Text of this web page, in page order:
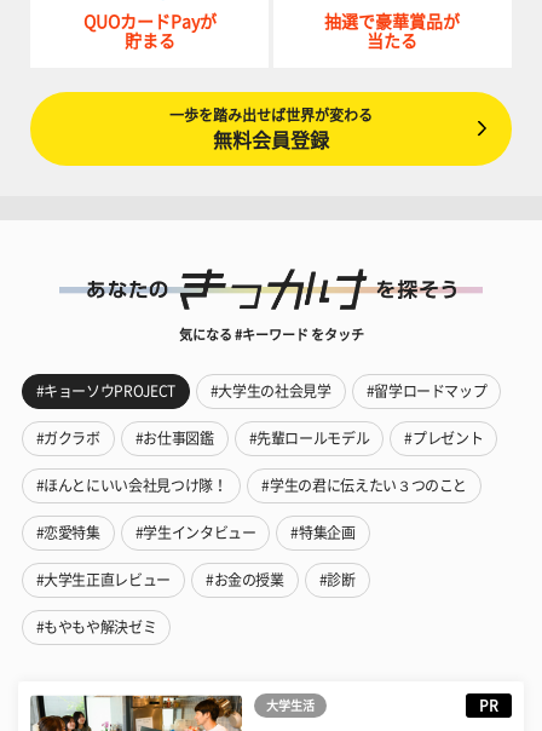
QUOカードPayが
貯まる
抽選で豪華賞品が
当たる
一歩を踏み出せば世界が変わる
無料会員登録
気になる #キーワード をタッチ
#キョーソウPROJECT #大学生の社会見学 #留学ロードマップ
#ガクラボ #お仕事図鑑 #先輩ロールモデル #プレゼント
#ほんとにいい会社見つけ隊！ #学生の君に伝えたい３つのこと
#恋愛特集 #学生インタビュー #特集企画
#大学生正直レビュー #お金の授業 #診断
#もやもや解決ゼミ
大学生活 PR